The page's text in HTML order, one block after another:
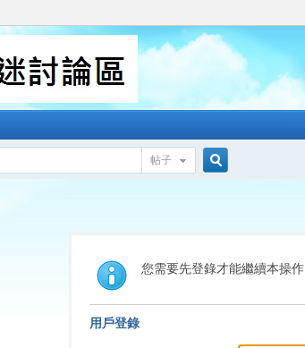
帖子
索
您需要先登錄才能繼續本操作
用戶登錄